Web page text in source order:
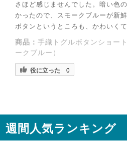
さほど感じませんでした。暗い色
かったので、スモークブルーが新
ボタンというところも、かわいく
商品： 手織トグルボタンショー
ークブルー）
役に立った 0
週間人気ランキング